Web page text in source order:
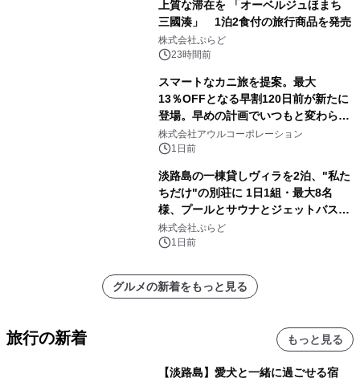
上質な滞在を 「オーベルジュほまち
三國湊」 1泊2食付の旅行商品を発売
株式会社ぷらど
23時間前
スマートなカニ旅を提案。最大
13％OFFとなる早割120日前が新たに
登場。早めの計画でいつもと変わらぬ
大人の冬旅を。ー夕日ヶ浦温泉「佳松
苑 別邸ふうか」ー
株式会社アウルコーポレーション
1日前
淡路島の一棟貸しヴィラを2泊、"私た
ちだけ"の別荘に 1日1組・最大8名
様、プールとサウナとジェットバス付
きで Villa Mon Temps AWAJIの連泊
素泊りプラン
株式会社ぷらど
1日前
グルメの新着をもっと見る
旅行の新着 もっと見る
【淡路島】愛犬と一緒に過ごせる宿